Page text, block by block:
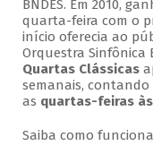
BNDES. Em 2010,
quarta-feira com o
início oferecia ao
Orquestra Sinfônica
Quartas Clássicas
semanais, contando
as quartas-feiras às
Saiba como